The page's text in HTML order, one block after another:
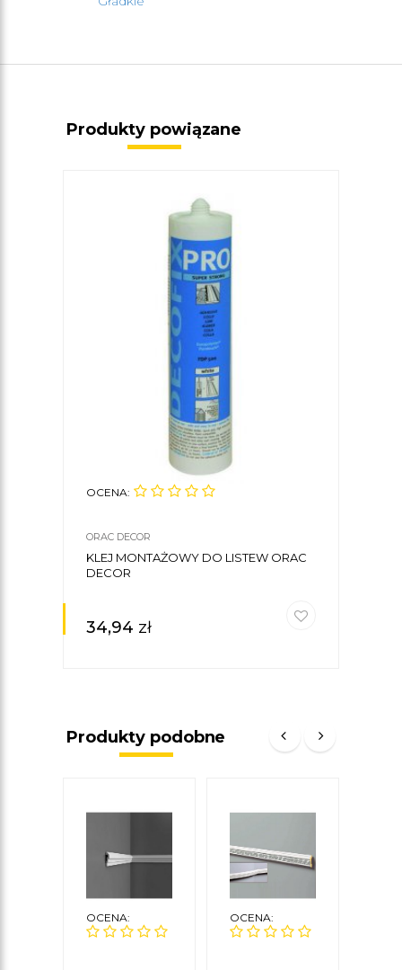
Produkty powiązane
OCENA:
ORAC DECOR
KLEJ MONTAŻOWY DO LISTEW ORAC
DECOR
34,94 zł
Produkty podobne
OCENA: OCENA: